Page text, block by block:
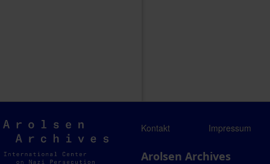
Arolsen
Archives
Kontakt Impressum
Arolsen Archives